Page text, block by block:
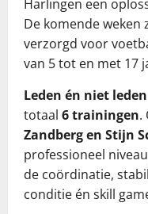
Harlingen een
De komende
verzorgd voor
van 5 tot en met 17
Leden én niet leden
totaal 6 trainingen.
Zandberg en Stijn
professioneel
de coördinatie,
conditie én skill